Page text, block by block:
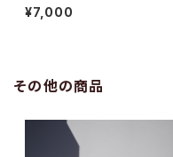
¥7,000
その他の商品